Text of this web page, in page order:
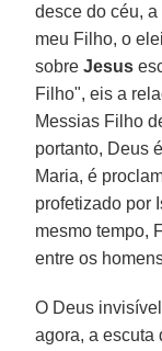
desce do céu,
meu Filho, o
sobreJesus
Filho", eis a
Messias Filho
portanto, Deus
Maria, é
profetizado por
mesmo tempo,
entre os
O Deus
agora, a escuta